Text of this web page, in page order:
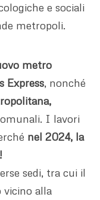
e sociali
metropoli.
metro
Express, nonché
I lavori
nel 2024, la
sedi, tra cui il
vicino alla